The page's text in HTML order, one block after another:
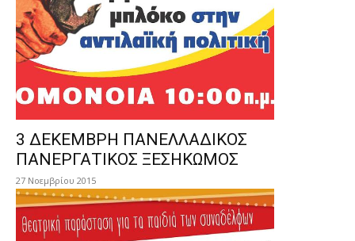
3 ΔΕΚΕΜΒΡΗ ΠΑΝΕΛΛΑΔΙΚΟΣ
ΠΑΝΕΡΓΑΤΙΚΟΣ ΞΕΣΗΚΩΜΟΣ
27 Νοεμβρίου 2015